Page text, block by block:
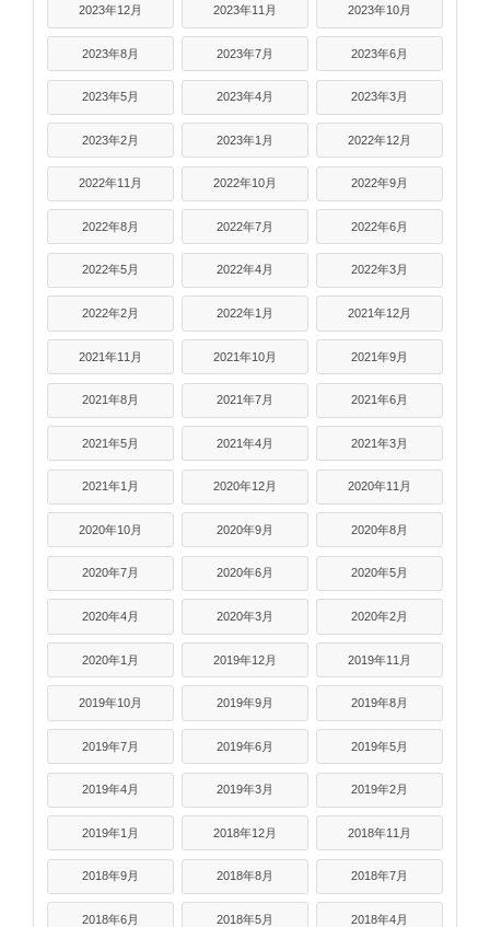
2023年12月 2023年11月 2023年10月
2023年8月 2023年7月 2023年6月
2023年5月 2023年4月 2023年3月
2023年2月 2023年1月 2022年12月
2022年11月 2022年10月 2022年9月
2022年8月 2022年7月 2022年6月
2022年5月 2022年4月 2022年3月
2022年2月 2022年1月 2021年12月
2021年11月 2021年10月 2021年9月
2021年8月 2021年7月 2021年6月
2021年5月 2021年4月 2021年3月
2021年1月 2020年12月 2020年11月
2020年10月 2020年9月 2020年8月
2020年7月 2020年6月 2020年5月
2020年4月 2020年3月 2020年2月
2020年1月 2019年12月 2019年11月
2019年10月 2019年9月 2019年8月
2019年7月 2019年6月 2019年5月
2019年4月 2019年3月 2019年2月
2019年1月 2018年12月 2018年11月
2018年9月 2018年8月 2018年7月
2018年6月 2018年5月 2018年4月